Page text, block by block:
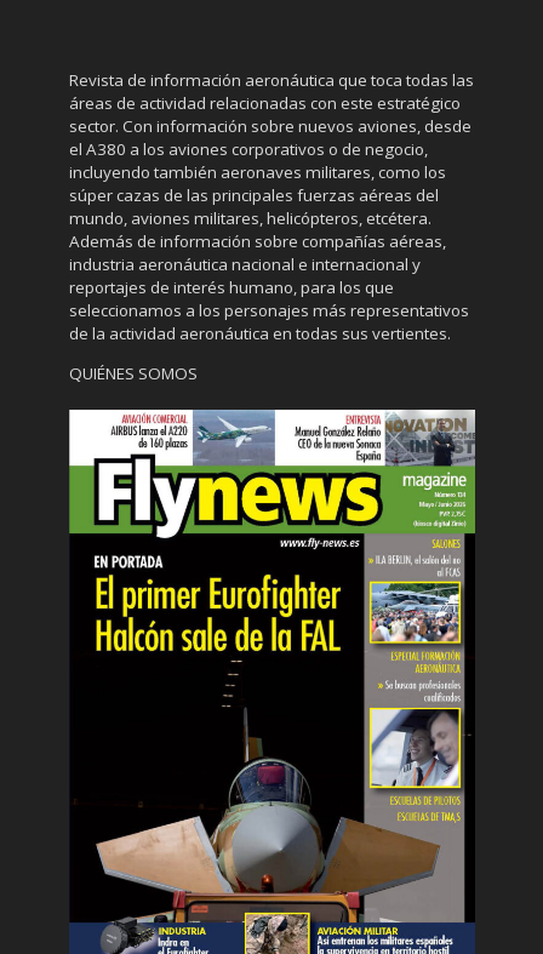
Revista de información aeronáutica que toca todas las
áreas de actividad relacionadas con este estratégico
sector. Con información sobre nuevos aviones, desde
el A380 a los aviones corporativos o de negocio,
incluyendo también aeronaves militares, como los
súper cazas de las principales fuerzas aéreas del
mundo, aviones militares, helicópteros, etcétera.
Además de información sobre compañías aéreas,
industria aeronáutica nacional e internacional y
reportajes de interés humano, para los que
seleccionamos a los personajes más representativos
de la actividad aeronáutica en todas sus vertientes.
QUIÉNES SOMOS